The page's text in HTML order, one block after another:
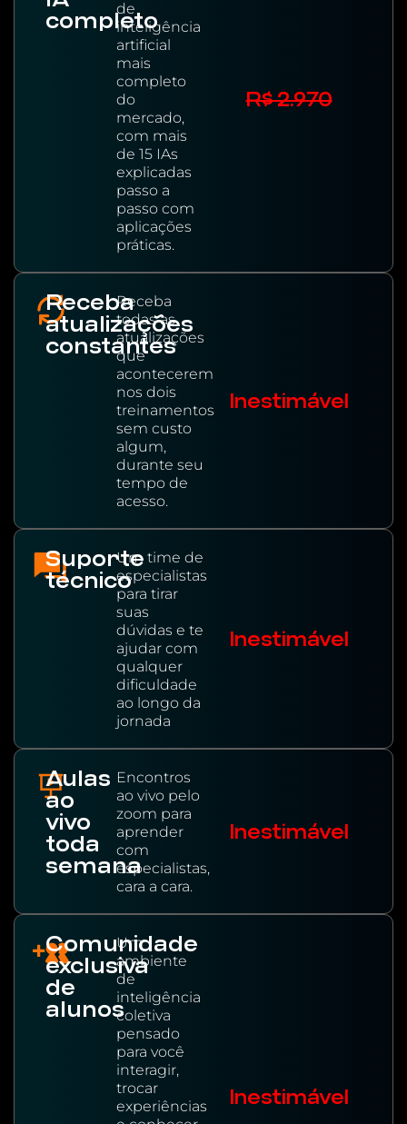
completo
de
inteligência
artificial
mais
completo
do
mercado,
com mais
de 15 IAs
explicadas
passo a
passo com
aplicações
práticas.
R$ 2.970
Receba
atualizações
constantes
Receba
todas as
atualizações
que
acontecerem
nos dois
treinamentos
sem custo
algum,
durante seu
tempo de
acesso.
Inestimável
Suporte
técnico
Um time de
especialistas
para tirar
suas
dúvidas e te
ajudar com
qualquer
dificuldade
ao longo da
jornada
Inestimável
Aulas
ao
vivo
toda
semana
Encontros
ao vivo pelo
zoom para
aprender
com
especialistas,
cara a cara.
Inestimável
Comunidade
exclusiva
de
alunos
Um
ambiente
de
inteligência
coletiva
pensado
para você
interagir,
trocar
experiências
Inestimável